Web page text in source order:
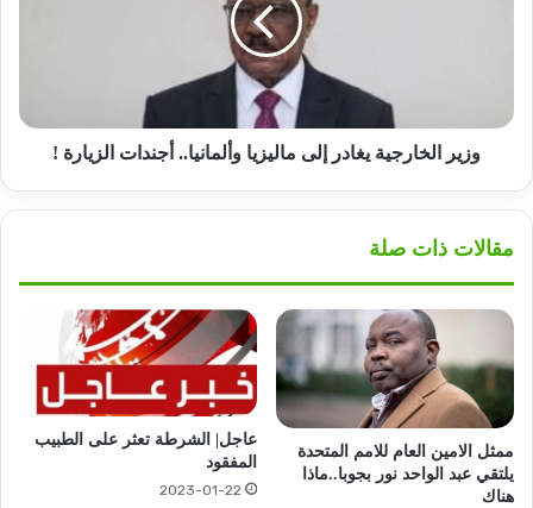
وزير الخارجية يغادر إلى ماليزيا وألمانيا.. أجندات الزيارة !
مقالات ذات صلة
ممثل الامين العام للامم المتحدة
يلتقي عبد الواحد نور بجوبا..ماذا
هناك
عاجل| الشرطة تعثر على الطبيب
المفقود
2023-01-22